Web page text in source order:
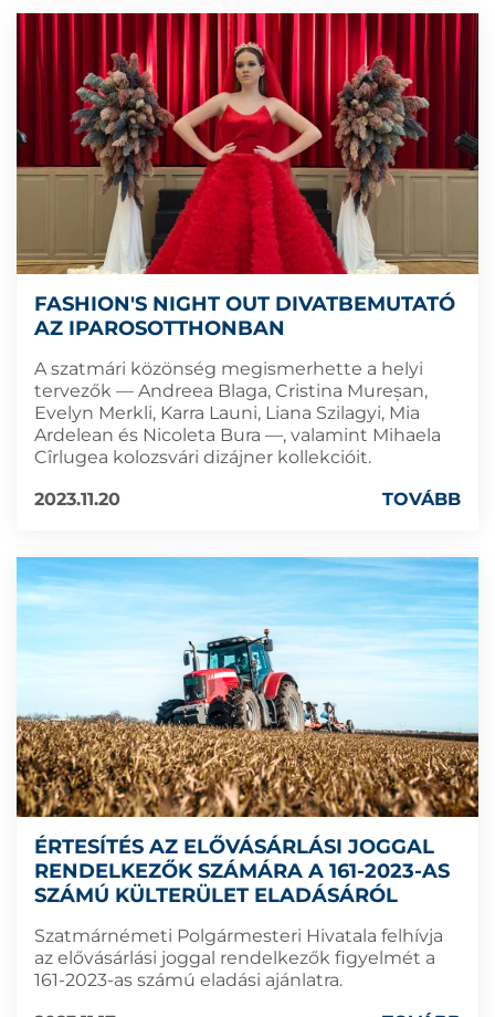
FASHION'S NIGHT OUT DIVATBEMUTATÓ
AZ IPAROSOTTHONBAN
A szatmári közönség megismerhette a helyi
tervezők — Andreea Blaga, Cristina Mureșan,
Evelyn Merkli, Karra Launi, Liana Szilagyi, Mia
Ardelean és Nicoleta Bura —, valamint Mihaela
Cîrlugea kolozsvári dizájner kollekcióit.
2023.11.20
TOVÁBB
ÉRTESÍTÉS AZ ELŐVÁSÁRLÁSI JOGGAL
RENDELKEZŐK SZÁMÁRA A 161-2023-AS
SZÁMÚ KÜLTERÜLET ELADÁSÁRÓL
Szatmárnémeti Polgármesteri Hivatala felhívja
az elővásárlási joggal rendelkezők figyelmét a
161-2023-as számú eladási ajánlatra.